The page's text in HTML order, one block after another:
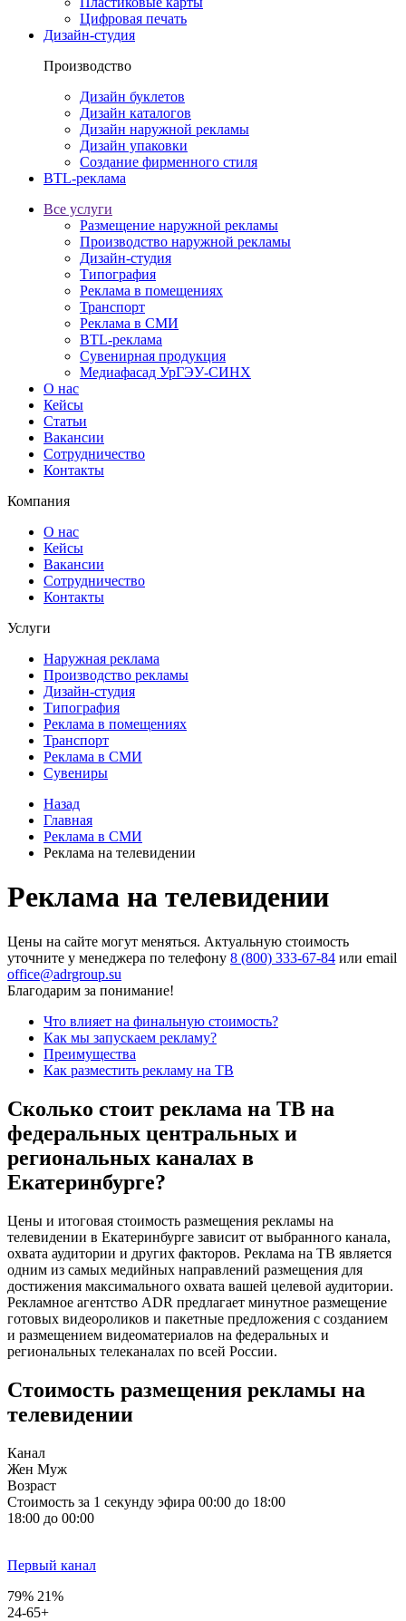
Цифровая печать
Дизайн-студия
Производство
Дизайн буклетов
Дизайн каталогов
Дизайн наружной рекламы
Дизайн упаковки
Создание фирменного стиля
BTL-реклама
Все услуги
Размещение наружной рекламы
Производство наружной рекламы
Дизайн-студия
Типография
Реклама в помещениях
Транспорт
Реклама в СМИ
BTL-реклама
Сувенирная продукция
Медиафасад УрГЭУ-СИНХ
О нас
Кейсы
Статьи
Вакансии
Сотрудничество
Контакты
Компания
О нас
Кейсы
Вакансии
Сотрудничество
Контакты
Услуги
Наружная реклама
Производство рекламы
Дизайн-студия
Типография
Реклама в помещениях
Транспорт
Реклама в СМИ
Сувениры
Назад
Главная
Реклама в СМИ
Реклама на телевидении
Реклама на телевидении
Цены на сайте могут меняться. Актуальную стоимость
уточните у менеджера по телефону 8 (800) 333-67-84 или email
office@adrgroup.su
Благодарим за понимание!
Что влияет на финальную стоимость?
Как мы запускаем рекламу?
Преимущества
Как разместить рекламу на ТВ
Сколько стоит реклама на ТВ на
федеральных центральных и
региональных каналах в
Екатеринбурге?
Цены и итоговая стоимость размещения рекламы на
телевидении в Екатеринбурге зависит от выбранного канала,
охвата аудитории и других факторов. Реклама на ТВ является
одним из самых медийных направлений размещения для
достижения максимального охвата вашей целевой аудитории.
Рекламное агентство ADR предлагает минутное размещение
готовых видеороликов и пакетные предложения с созданием
и размещением видеоматериалов на федеральных и
региональных телеканалах по всей России.
Стоимость размещения рекламы на
телевидении
Канал
Жен Муж
Возраст
Стоимость за 1 секунду эфира 00:00 до 18:00
18:00 до 00:00
Первый канал
79% 21%
24-65+